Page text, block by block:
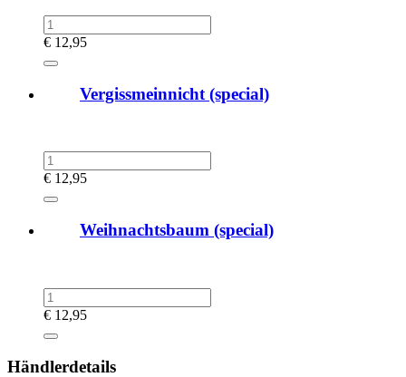
€ 12,95
Vergissmeinnicht (special)
€ 12,95
Weihnachtsbaum (special)
€ 12,95
Händlerdetails